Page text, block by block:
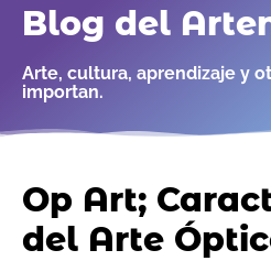
Blog del
Arte, cultura, aprendizaje y
importan.
Op Art;
del Arte